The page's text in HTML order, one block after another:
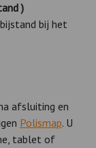
)
bij het
afsluiting en
Polismap. U
tablet of